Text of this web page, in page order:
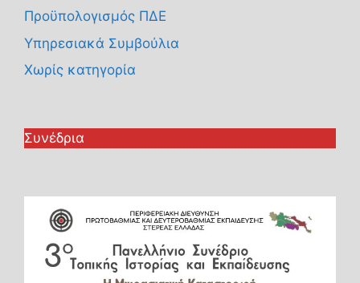
Προϋπολογισμός ΠΔΕ
Υπηρεσιακά Συμβούλια
Χωρίς κατηγορία
Συνέδρια